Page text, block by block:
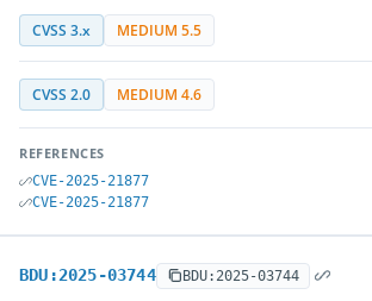
CVSS 3.x MEDIUM 5.5
CVSS 2.0 MEDIUM 4.6
REFERENCES
CVE-2025-21877
CVE-2025-21877
BDU:2025-03744 BDU:2025-03744